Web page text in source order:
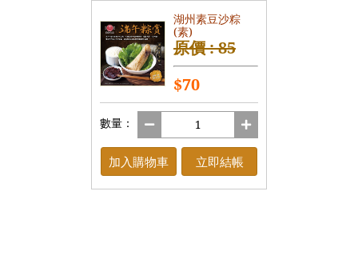
湖州素豆沙粽
(素)
原價 : 85
$70
數量：
加入購物車 立即結帳